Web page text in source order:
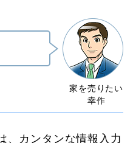
、カンタンな情報入力